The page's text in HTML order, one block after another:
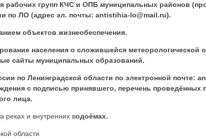
рабочих групп КЧС и ОПБ муниципальных районов
по ЛО (адрес эл. почты: antistihia-lo@mail.ru).
объектов жизнеобеспечения.
населения о сложившейся метеорологической
сайты муниципальных образований.
по Ленинградской области по электронной почте:
с подписью принявшего, перечень проведённых
лица.
реках и внутренних водоёмах.
области